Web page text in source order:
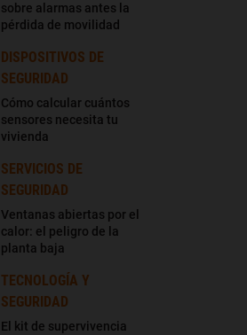
sobre alarmas antes la
pérdida de movilidad
DISPOSITIVOS DE
SEGURIDAD
Cómo calcular cuántos
sensores necesita tu
vivienda
SERVICIOS DE
SEGURIDAD
Ventanas abiertas por el
calor: el peligro de la
planta baja
TECNOLOGÍA Y
SEGURIDAD
El kit de supervivencia